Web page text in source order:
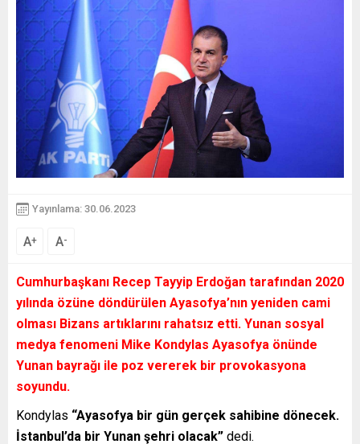
Yayınlama: 30.06.2023
A+ A-
Cumhurbaşkanı Recep Tayyip Erdoğan tarafından 2020
yılında özüne döndürülen Ayasofya’nın yeniden cami
olması Bizans artıklarını rahatsız etti. Yunan sosyal
medya fenomeni Mike Kondylas Ayasofya önünde
Yunan bayrağı ile poz vererek bir provokasyona
soyundu.
Kondylas “Ayasofya bir gün gerçek sahibine dönecek.
İstanbul’da bir Yunan şehri olacak” dedi.